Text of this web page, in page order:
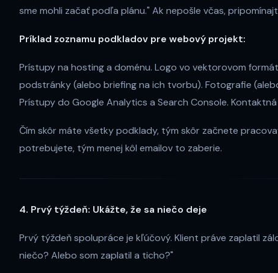
sme mohli začať podľa plánu." Ak nepošle včas,
Príklad zoznamu podkladov pre webový projekt:
Prístupy na hosting a doménu. Logo vo vektorovom
podstránky (alebo briefing na ich tvorbu). Fotografie
Prístupy do Google Analytics a Search Console.
Čím skôr máte všetky podklady, tým skôr začnete
potrebujete, tým menej kôl emailov to zaberie.
4. Prvý týždeň: Ukážte, že sa niečo deje
Prvý týždeň spolupráce je kľúčový. Klient práve zaplatil
niečo? Alebo som zaplatil a ticho?"